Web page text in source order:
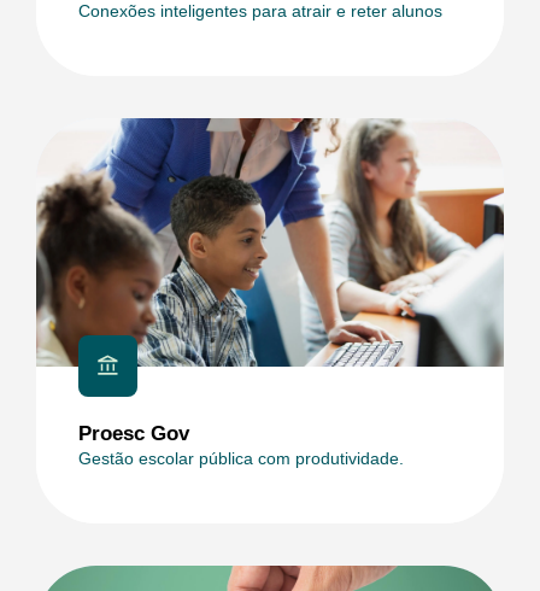
Conexões inteligentes para atrair e reter alunos
Proesc Gov
Gestão escolar pública com produtividade.